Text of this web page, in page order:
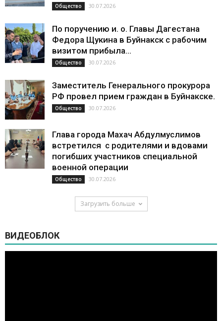
Общество 30.07.2026
По поручению и. о. Главы Дагестана
Федора Щукина в Буйнакск с рабочим
визитом прибыла...
Общество 30.07.2026
Заместитель Генерального прокурора
РФ провел прием граждан в Буйнакске.
Общество 30.07.2026
Глава города Махач Абдулмуслимов
встретился с родителями и вдовами
погибших участников специальной
военной операции
Общество 30.07.2026
Загрузить больше
ВИДЕОБЛОК